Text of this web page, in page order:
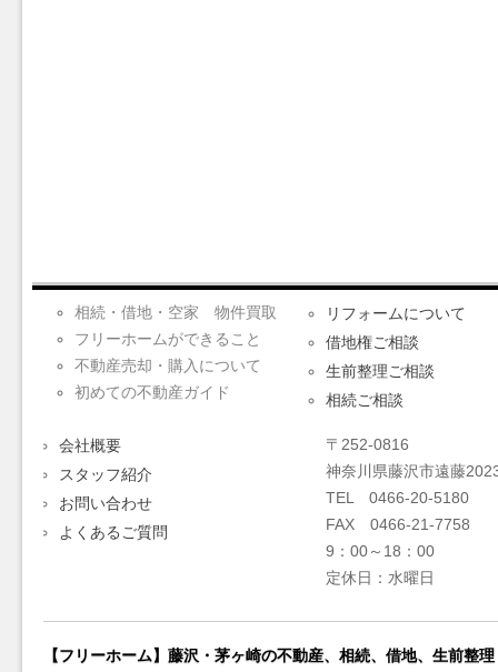
相続・借地・空家 物件買取
フリーホームができること
不動産売却・購入について
初めての不動産ガイド
リフォームについて
借地権ご相談
生前整理ご相談
相続ご相談
会社概要
スタッフ紹介
お問い合わせ
よくあるご質問
〒252-0816
神奈川県藤沢市遠藤
TEL 0466-20-5180
FAX 0466-21-7758
9：00～18：00
定休日：水曜日
【フリーホーム】藤沢・茅ヶ崎の不動産、相続、借地、生前整理